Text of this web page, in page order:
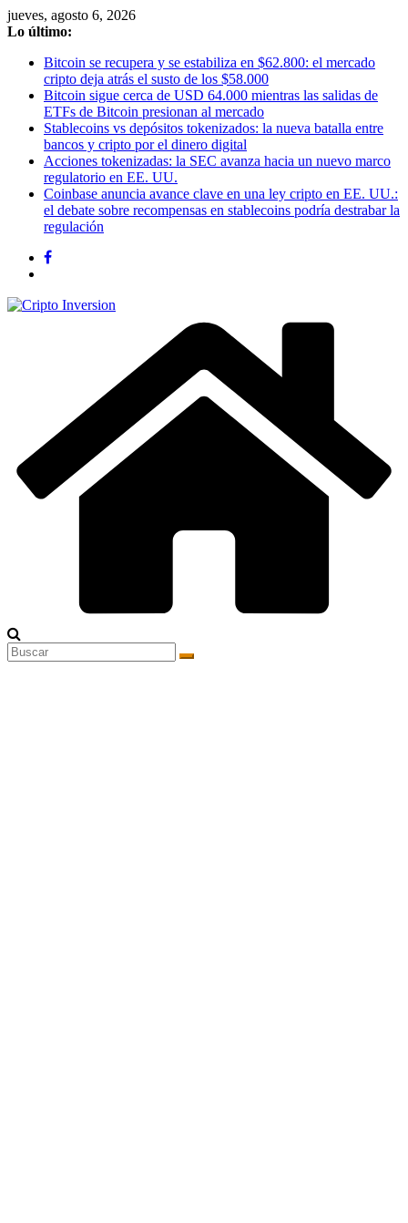
Saltar
al
jueves, agosto 6, 2026
Lo último:
Bitcoin se recupera y se estabiliza en $62.800: el mercado
cripto deja atrás el susto de los $58.000
Bitcoin sigue cerca de USD 64.000 mientras las salidas de
ETFs de Bitcoin presionan al mercado
Stablecoins vs depósitos tokenizados: la nueva batalla entre
bancos y cripto por el dinero digital
Acciones tokenizadas: la SEC avanza hacia un nuevo marco
regulatorio en EE. UU.
Coinbase anuncia avance clave en una ley cripto en EE. UU.:
el debate sobre recompensas en stablecoins podría destrabar la
regulación